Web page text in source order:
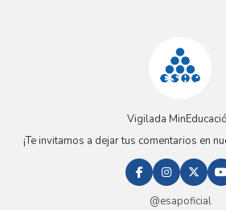
Vigilada
¡Te invitamos a dejar tus comentarios en
@esapoficial